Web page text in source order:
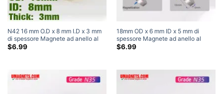
N42 16 mm O.D x 8 mm I.D x 3 mm
di spessore Magnete ad anello al
neodimio Forte magnete per terre
$6.99
18mm OD x 6 mm ID x 5 mm di
spessore Magnete ad anello al
neodimio Forte magnete circolare a
$6.99